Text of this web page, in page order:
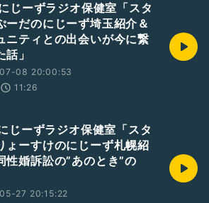
じーずラジオ保健室「スタ
ーだのにじーず埼玉紹介＆
ニティとの出会いが今に繋
話」
08 20:00:53
11:26
じーずラジオ保健室「スタ
ょーすけのにじーず札幌紹
性婚訴訟の”あのとき”の
27 20:15:22